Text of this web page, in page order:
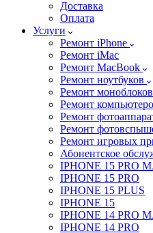
Доставка
Оплата
Услуги
Ремонт iPhone
Ремонт iMac
Ремонт MacBook
Ремонт ноутбуков
Ремонт моноблоков
Ремонт
Ремонт
Ремонт
Ремонт игровых
Абонентское
IPHONE 15 PRO
IPHONE 15 PRO
IPHONE 15 PLUS
IPHONE 15
IPHONE 14 PRO
IPHONE 14 PRO